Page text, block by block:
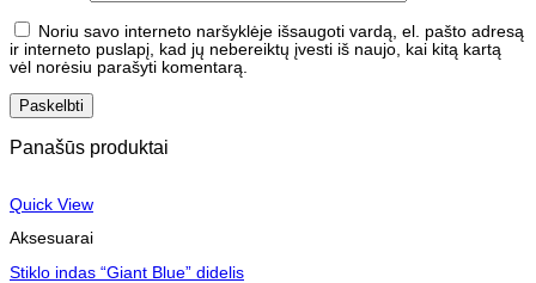
Noriu savo interneto naršyklėje išsaugoti vardą, el. pašto adresą
ir interneto puslapį, kad jų nebereiktų įvesti iš naujo, kai kitą kartą
vėl norėsiu parašyti komentarą.
Panašūs produktai
Quick View
Aksesuarai
Stiklo indas “Giant Blue” didelis